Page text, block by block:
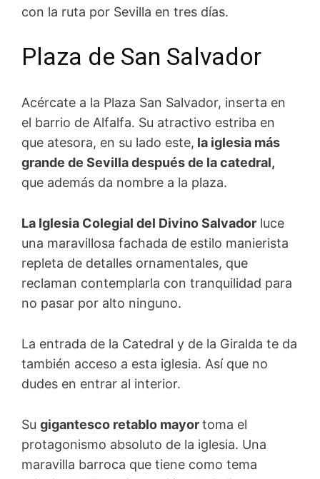
con la ruta por Sevilla en tres días.
Plaza de San Salvador
Acércate a la Plaza San Salvador, inserta en
el barrio de Alfalfa. Su atractivo estriba en
que atesora, en su lado este, la iglesia más
grande de Sevilla después de la catedral,
que además da nombre a la plaza.
La Iglesia Colegial del Divino Salvador luce
una maravillosa fachada de estilo manierista
repleta de detalles ornamentales, que
reclaman contemplarla con tranquilidad para
no pasar por alto ninguno.
La entrada de la Catedral y de la Giralda te da
también acceso a esta iglesia. Así que no
dudes en entrar al interior.
Su gigantesco retablo mayortoma el
protagonismo absoluto de la iglesia. Una
maravilla barroca que tiene como tema